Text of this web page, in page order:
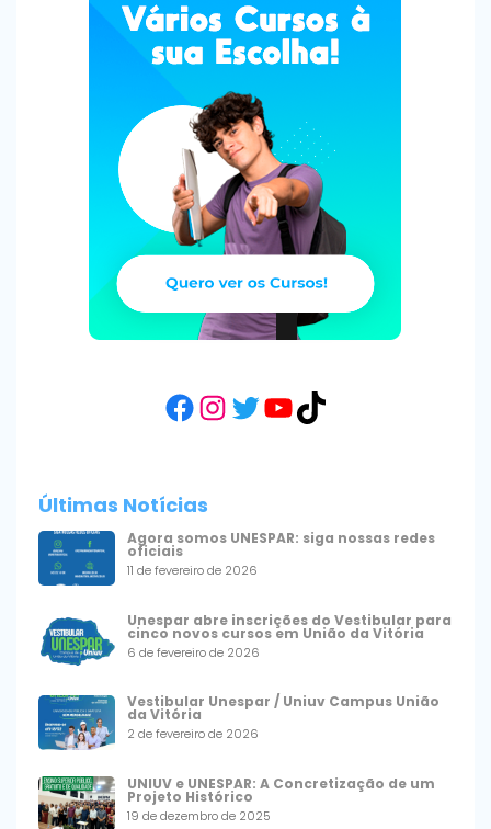
Facebook
Instagram
Twitter
YouTube
TikTok
Últimas Notícias
Agora somos UNESPAR: siga nossas redes
oficiais
11 de fevereiro de 2026
Unespar abre inscrições do Vestibular para
cinco novos cursos em União da Vitória
6 de fevereiro de 2026
Vestibular Unespar / Uniuv Campus União
da Vitória
2 de fevereiro de 2026
UNIUV e UNESPAR: A Concretização de um
Projeto Histórico
19 de dezembro de 2025